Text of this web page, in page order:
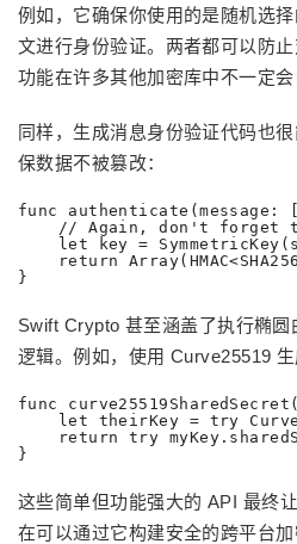
例如，它确保你使用的是随机选择
文进行身份验证。两者都可以防
功能在许多其他加密库中不一定会
同样，生成消息身份验证代码也
保数据不被篡改：
func
// Again, don't forget
let key =
return
}
Swift Crypto 甚至涵盖了执行椭
逻辑。例如，使用 Curve25519 生
func
let theirKey = try
return try
}
这些简单但功能强大的 API 最终
在可以通过它构建安全的跨平台